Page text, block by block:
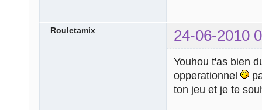
Rouletamix 24-06-2010
Youhou t'as bien
opperationnel
ton jeu et je te